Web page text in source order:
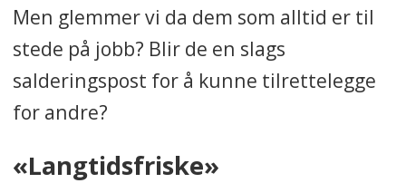
Men glemmer vi da dem som alltid er til
stede på jobb? Blir de en slags
salderingspost for å kunne tilrettelegge
for andre?
«Langtidsfriske»